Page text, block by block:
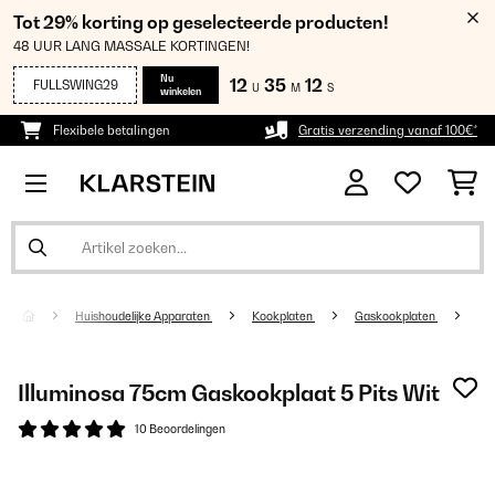
Tot 29% korting op geselecteerde producten!
48 UUR LANG MASSALE KORTINGEN!
FULLSWING29
Nu
winkelen
12 U 35 M 11 S
Flexibele betalingen Gratis verzending vanaf 100€*
Huishoudelijke Apparaten Kookplaten Gaskookplaten
Illuminosa 75cm Gaskookplaat 5 Pits Wit
10 Beoordelingen